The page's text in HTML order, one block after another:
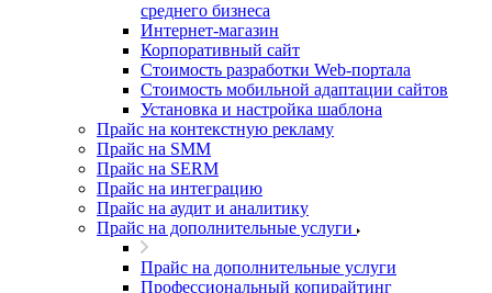
среднего бизнеса
Интернет-магазин
Корпоративный сайт
Стоимость разработки Web-портала
Стоимость мобильной адаптации сайтов
Установка и настройка шаблона
Прайс на контекстную рекламу
Прайс на SMM
Прайс на SERM
Прайс на интеграцию
Прайс на аудит и аналитику
Прайс на дополнительные услуги
Прайс на дополнительные услуги
Профессиональный копирайтинг